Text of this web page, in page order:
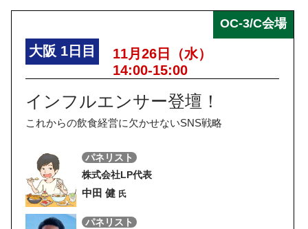
OC-3/C会場
大阪 1日目
11月26日（水）
14:00-15:00
インフルエンサー登壇！
これからの飲食経営に欠かせないSNS戦略
パネリスト
株式会社LP代表
中田 健 氏
パネリスト